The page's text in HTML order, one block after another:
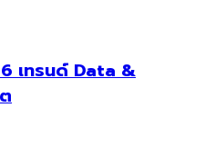
เทรนด์ Data &